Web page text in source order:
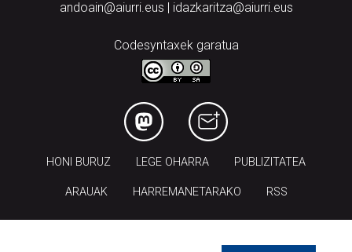
andoain@aiurri.eus | idazkaritza@aiurri.eus
Codesyntaxek garatua
HONI BURUZ LEGE OHARRA PUBLIZITATEA
ARAUAK HARREMANETARAKO RSS